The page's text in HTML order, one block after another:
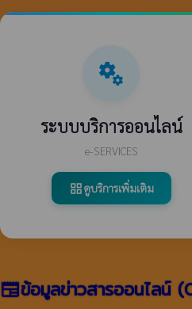
miscellaneous_services
ระบบบริการออนไลน์
e-SERVICES
grid_viewดูบริการเพิ่มเติม
newspaperข้อมูลข่าวสารออนไลน์